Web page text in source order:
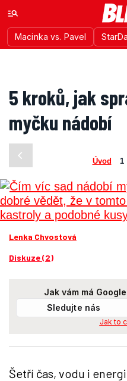
Macinka vs. Pavel
5 kroků, jak
myčku nádobí
Úvod 1
Lenka Chvostová
Diskuze (2)
Jak vám má
Sledujte nás
Jak to
Šetří čas, vodu i